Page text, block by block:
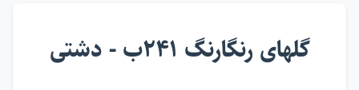
گلهای رنگارنگ ۲۴۱ب - دشتی